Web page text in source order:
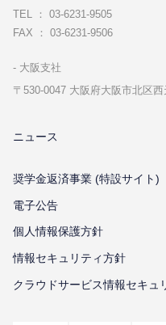
TEL ： 03-6231-9505
FAX ： 03-6231-9506
⼤阪⽀社
〒530-0047 ⼤阪府⼤阪市北区
ニュース
奨学金返済事業 (特設サイト)
電子公告
個⼈情報保護⽅針
情報セキュリティ⽅針
クラウドサービス情報セキュ